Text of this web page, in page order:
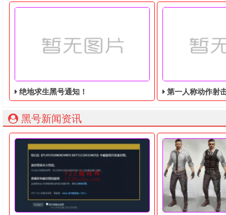
绝地求生黑号通知！ 第一人称动作射击游戏《绝地
黑号新闻资讯